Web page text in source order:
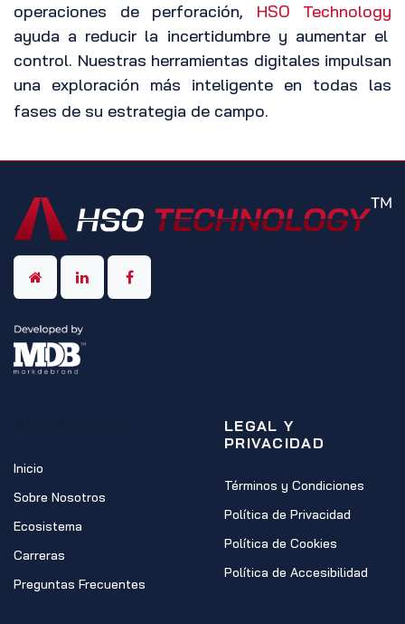
operaciones de perforación, HSO Technology
ayuda a reducir la incertidumbre y aumentar el
control. Nuestras herramientas digitales impulsan
una exploración más inteligente en todas las
fases de su estrategia de campo.
Inicio
Sobre Nosotros
Ecosistema
Carreras
Preguntas Frecuentes
LEGAL Y
PRIVACIDAD
Términos y Condiciones
Política de Privacidad
Política de Cookies
Política de Accesibilidad